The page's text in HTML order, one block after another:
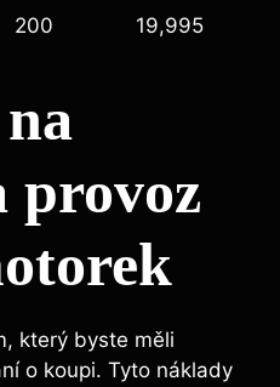
200 19,995
provoz
který byste měli
o koupi. Tyto náklady